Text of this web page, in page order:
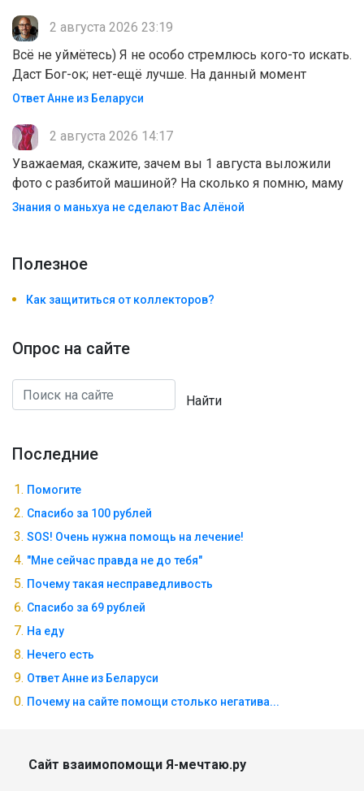
2 августа 2026 23:19
Всё не уймётесь) Я не особо стремлюсь кого-то искать.
Даст Бог-ок; нет-ещё лучше. На данный момент
Ответ Анне из Беларуси
2 августа 2026 14:17
Уважаемая, скажите, зачем вы 1 августа выложили
фото с разбитой машиной? На сколько я помню, маму
Знания о маньхуа не сделают Вас Алëной
Полезноe
Как защититься от коллекторов?
Опрос на сайте
Найти
Последние
Помогите
Спасибо за 100 рублей
SOS! Очень нужна помощь на лечение!
"Мне сейчас правда не до тебя"
Почему такая несправедливость
Спасибо за 69 рублей
На еду
Нечего есть
Ответ Анне из Беларуси
Почему на сайте помощи столько негатива...
Сайт взаимопомощи Я-мечтаю.ру